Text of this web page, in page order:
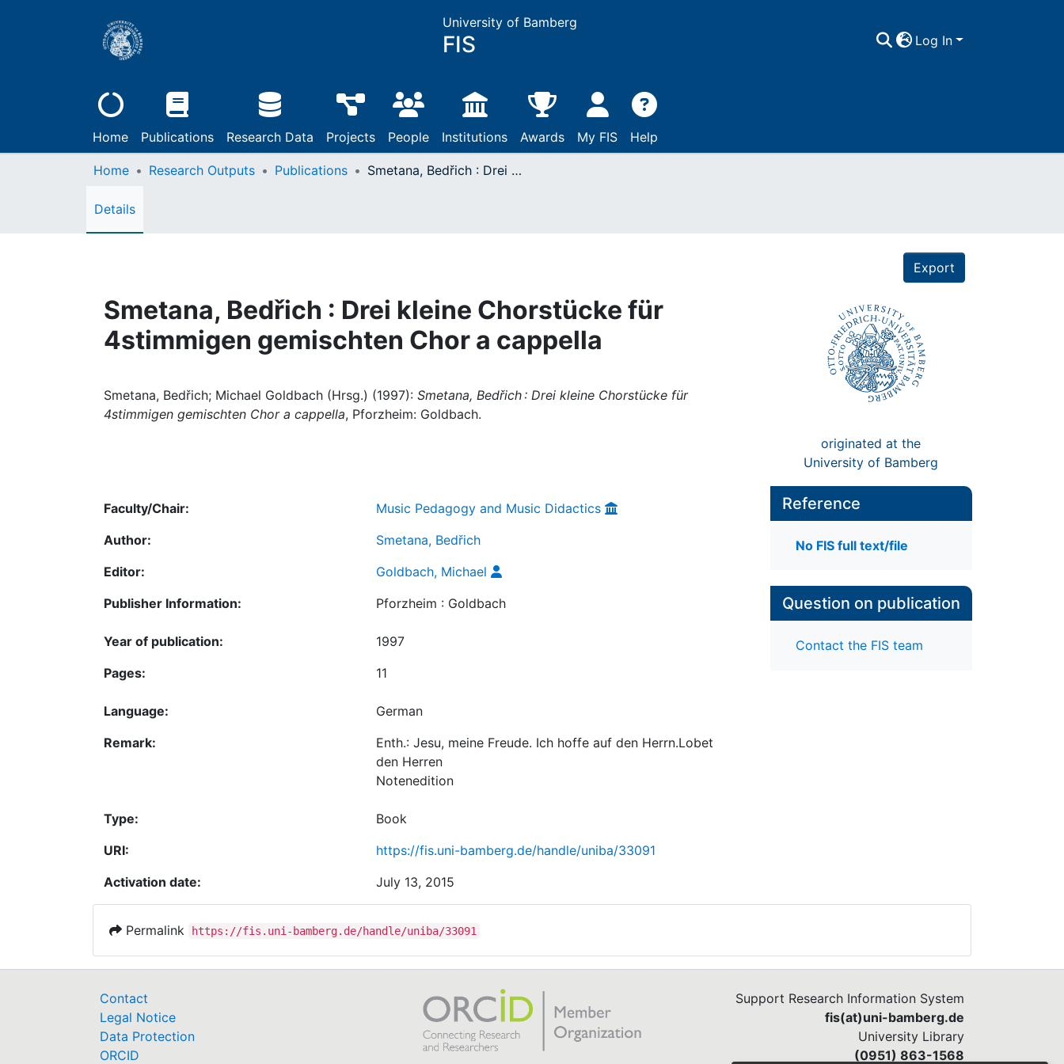
University of Bamberg
FIS Log In
Home Publications Research Data Projects People Institutions Awards My FIS Help
Home Research Outputs Publications Smetana, Bedřich : Drei kleine Chorstücke für 4stimmigen gemischten Chor a cappella
Details
Export
Smetana, Bedřich : Drei kleine Chorstücke für
4stimmigen gemischten Chor a cappella
Smetana, Bedřich; Michael Goldbach (Hrsg.) (1997): Smetana, Bedřich : Drei kleine Chorstücke für
4stimmigen gemischten Chor a cappella, Pforzheim: Goldbach.
originated at the
University of Bamberg
Faculty/Chair:
Music Pedagogy and Music Didactics
Author:
Smetana, Bedřich
Editor:
Goldbach, Michael
Publisher Information:
Pforzheim : Goldbach
Year of publication:
1997
Pages:
11
Language:
German
Remark:
Enth.: Jesu, meine Freude. Ich hoffe auf den Herrn.Lobet
den Herren
Notenedition
Type:
Book
URI:
https://fis.uni-bamberg.de/handle/uniba/33091
Activation date:
July 13, 2015
Reference
No FIS full text/file
Question on publication
Contact the FIS team
Permalink https://fis.uni-bamberg.de/handle/uniba/33091
Contact
Legal Notice
Data Protection
ORCID
Support Research Information System
fis(at)uni-bamberg.de
University Library
(0951) 863-1568